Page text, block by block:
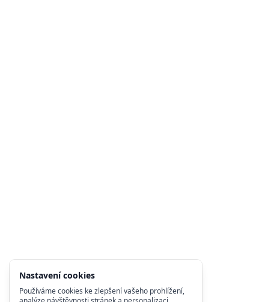
Nastavení cookies
Používáme cookies ke zlepšení vašeho prohlížení,